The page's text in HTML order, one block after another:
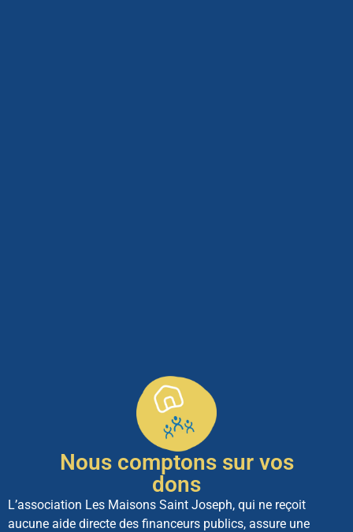
Nous comptons sur vos
dons
L’association Les Maisons Saint Joseph, qui ne reçoit
aucune aide directe des financeurs publics, assure une